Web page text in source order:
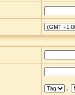
.